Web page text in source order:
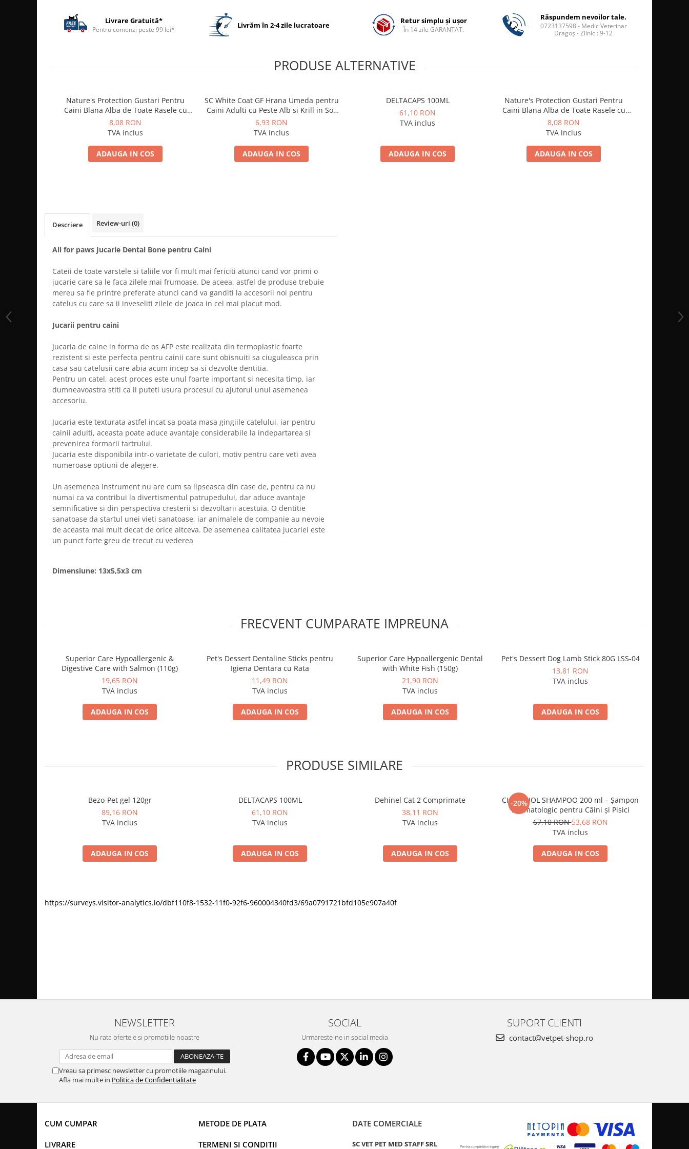
Livrare Gratuită*
Pentru comenzi peste 99 lei* Livrăm în 2-4 zile lucratoare Retur simplu și ușor
În 14 zile GARANTAT.
Răspundem nevoilor tale.
0723137598 - Medic Veterinar
Dragoș - Zilnic : 9-12
PRODUSE ALTERNATIVE
Nature's Protection Gustari Pentru
Caini Blana Alba de Toate Rasele cu
Ton si Somon 70g
8,08 RON
TVA inclus
ADAUGA IN COS
SC White Coat GF Hrana Umeda pentru
Caini Adulti cu Peste Alb si Krill in Sos
85 Gr
6,93 RON
TVA inclus
ADAUGA IN COS
DELTACAPS 100ML
61,10 RON
TVA inclus
ADAUGA IN COS
Nature's Protection Gustari Pentru
Caini Blana Alba de Toate Rasele cu
Ton si Biban 70g
8,08 RON
TVA inclus
ADAUGA IN COS
Descriere Review-uri (0)
All for paws Jucarie Dental Bone pentru Caini
Cateii de toate varstele si taliile vor fi mult mai fericiti atunci cand vor primi o
jucarie care sa le faca zilele mai frumoase. De aceea, astfel de produse trebuie
mereu sa fie printre preferate atunci cand va ganditi la accesorii noi pentru
catelus cu care sa ii inveseliti zilele de joaca in cel mai placut mod.
Jucarii pentru caini
Jucaria de caine in forma de os AFP este realizata din termoplastic foarte
rezistent si este perfecta pentru cainii care sunt obisnuiti sa ciuguleasca prin
casa sau catelusii care abia acum incep sa-si dezvolte dentitia.
Pentru un catel, acest proces este unul foarte important si necesita timp, iar
dumneavoastra stiti ca ii puteti usura procesul cu ajutorul unui asemenea
accesoriu.
Jucaria este texturata astfel incat sa poata masa gingiile catelului, iar pentru
cainii adulti, aceasta poate aduce avantaje considerabile la indepartarea si
prevenirea formarii tartrului.
Jucaria este disponibila intr-o varietate de culori, motiv pentru care veti avea
numeroase optiuni de alegere.
Un asemenea instrument nu are cum sa lipseasca din case de, pentru ca nu
numai ca va contribui la divertismentul patrupedului, dar aduce avantaje
semnificative si din perspectiva cresterii si dezvoltarii acestuia. O dentitie
sanatoase da startul unei vieti sanatoase, iar animalele de companie au nevoie
de aceasta mai mult decat de orice altceva. De asemenea calitatea jucariei este
un punct forte greu de trecut cu vederea
Dimensiune: 13x5,5x3 cm
FRECVENT CUMPARATE IMPREUNA
Superior Care Hypoallergenic &
Digestive Care with Salmon (110g)
19,65 RON
TVA inclus
ADAUGA IN COS
Pet's Dessert Dentaline Sticks pentru
Igiena Dentara cu Rata
11,49 RON
TVA inclus
ADAUGA IN COS
Superior Care Hypoallergenic Dental
with White Fish (150g)
21,90 RON
TVA inclus
ADAUGA IN COS
Pet's Dessert Dog Lamb Stick 80G LSS-04
13,81 RON
TVA inclus
ADAUGA IN COS
PRODUSE SIMILARE
Bezo-Pet gel 120gr
89,16 RON
TVA inclus
ADAUGA IN COS
DELTACAPS 100ML
61,10 RON
TVA inclus
ADAUGA IN COS
Dehinel Cat 2 Comprimate
38,11 RON
TVA inclus
ADAUGA IN COS
-20%
CHAMINOL SHAMPOO 200 ml – Șampon
Dermatologic pentru Câini și Pisici
67,10 RON53,68 RON
TVA inclus
ADAUGA IN COS
https://surveys.visitor-analytics.io/dbf110f8-1532-11f0-92f6-960004340fd3/69a0791721bfd105e907a40f
NEWSLETTER
Nu rata ofertele si promotiile noastre
Vreau sa primesc newsletter cu promotiile magazinului.
Afla mai multe in Politica de Confidentialitate
SOCIAL
Urmareste-ne in social media
SUPORT CLIENTI
contact@vetpet-shop.ro
CUM CUMPAR
LIVRARE
METODE DE PLATA
TERMENI SI CONDITII
DATE COMERCIALE
SC VET PET MED STAFF SRL